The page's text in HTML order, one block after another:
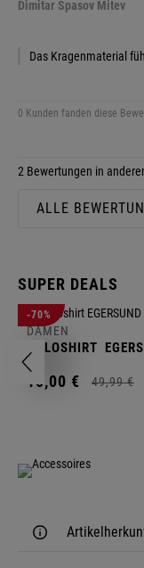
Dimitar Spasov Mitev
Das Kragenmaterial
0 Kunden fanden diese
2 Bewertungen in
ALLE
SUPER DEALS
-70%
DAMEN
POLOSHIRT
15,00 € 49,99 €